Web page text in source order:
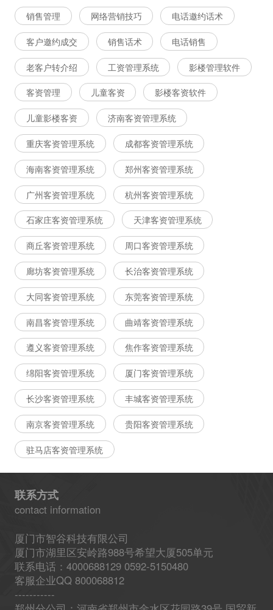
销售管理 网络营销技巧 电话邀约话术
客户邀约成交 销售话术 电话销售
老客户转介绍 工资管理系统 影楼管理软件
客资管理 儿童客资 影楼客资软件
儿童影楼客资 济南客资管理系统
重庆客资管理系统 成都客资管理系统
海南客资管理系统 郑州客资管理系统
广州客资管理系统 杭州客资管理系统
石家庄客资管理系统 天津客资管理系统
商丘客资管理系统 周口客资管理系统
廊坊客资管理系统 长治客资管理系统
大同客资管理系统 东莞客资管理系统
南昌客资管理系统 曲靖客资管理系统
遵义客资管理系统 焦作客资管理系统
绵阳客资管理系统 厦门客资管理系统
长沙客资管理系统 丰城客资管理系统
南京客资管理系统 贵阳客资管理系统
驻马店客资管理系统
联系方式
contact information
厦门市智谷科技有限公司
厦门市湖里区安岭路988号希望大厦505单元
联系电话：4000688129 0592-5150480
客服企业QQ 800068812
-----------